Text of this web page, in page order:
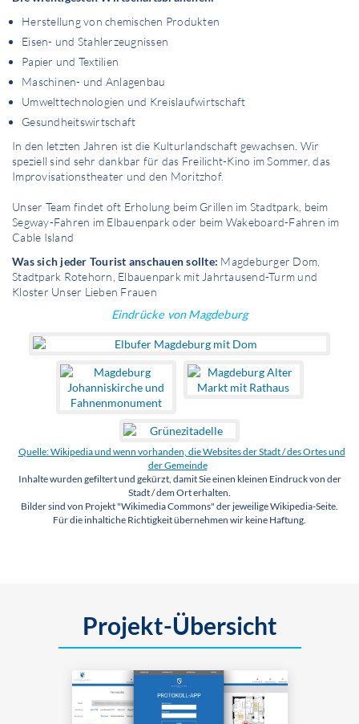
Herstellung von chemischen Produkten
Eisen- und Stahlerzeugnissen
Papier und Textilien
Maschinen- und Anlagenbau
Umwelttechnologien und Kreislaufwirtschaft
Gesundheitswirtschaft
In den letzten Jahren ist die Kulturlandschaft gewachsen. Wir
speziell sind sehr dankbar für das Freilicht-Kino im Sommer, das
Improvisationstheater und den Moritzhof.
Unser Team findet oft Erholung beim Grillen im Stadtpark, beim
Segway-Fahren im Elbauenpark oder beim Wakeboard-Fahren im
Cable Island
Was sich jeder Tourist anschauen sollte: Magdeburger Dom,
Stadtpark Rotehorn, Elbauenpark mit Jahrtausend-Turm und
Kloster Unser Lieben Frauen
Eindrücke von Magdeburg
Quelle: Wikipedia und wenn vorhanden, die Websites der Stadt / des Ortes und
der Gemeinde
Inhalte wurden gefiltert und gekürzt, damit Sie einen kleinen Eindruck von der
Stadt / dem Ort erhalten.
Bilder sind von Projekt "Wikimedia Commons" der jeweilige Wikipedia-Seite.
Für die inhaltiche Richtigkeit übernehmen wir keine Haftung.
Projekt-Übersicht